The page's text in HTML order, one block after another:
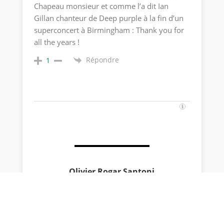
Chapeau monsieur et comme l’a dit Ian
Gillan chanteur de Deep purple à la fin d’un
superconcert à Birmingham : Thank you for
all the years !
1 Répondre
Olivier Rogar Santoni